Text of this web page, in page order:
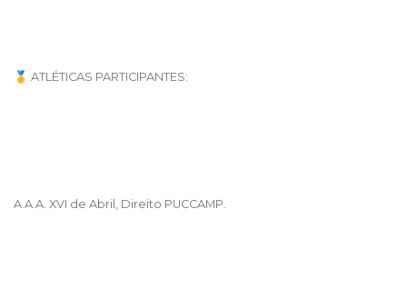
🥇 ATLÉTICAS PARTICIPANTES:
A.A.A. XVI de Abril, Direito PUCCAMP.